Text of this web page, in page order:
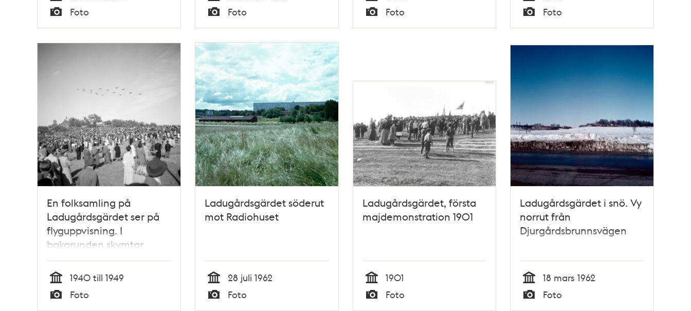
Tid
Typ
Foto Tid
Typ
Foto Tid
Typ
Foto Tid
Typ
Foto
En folksamling på
Ladugårdsgärdet ser på
flyguppvisning. I
bakgrunden skymtar
Borgen
Tid
1940 till 1949
Foto
Ladugårdsgärdet söderut
mot Radiohuset
Tid
28 juli 1962
Foto
Ladugårdsgärdet, första
majdemonstration 1901
Tid
1901
Foto
Ladugårdsgärdet i snö. Vy
norrut från
Djurgårdsbrunnsvägen
Tid
18 mars 1962
Foto